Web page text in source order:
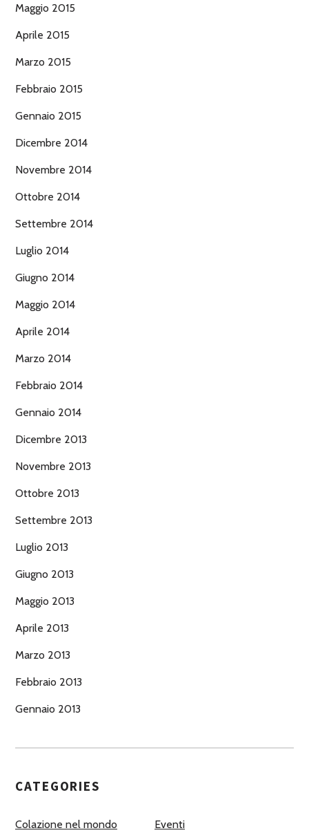
Maggio 2015
Aprile 2015
Marzo 2015
Febbraio 2015
Gennaio 2015
Dicembre 2014
Novembre 2014
Ottobre 2014
Settembre 2014
Luglio 2014
Giugno 2014
Maggio 2014
Aprile 2014
Marzo 2014
Febbraio 2014
Gennaio 2014
Dicembre 2013
Novembre 2013
Ottobre 2013
Settembre 2013
Luglio 2013
Giugno 2013
Maggio 2013
Aprile 2013
Marzo 2013
Febbraio 2013
Gennaio 2013
CATEGORIES
Colazione nel mondo Eventi